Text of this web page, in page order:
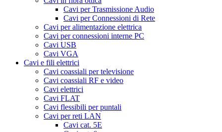
Cavi per Trasmissione Audio
Cavi per Connessioni di Rete
Cavi per alimentazione elettrica
Cavi per connessioni interne PC
Cavi USB
Cavi VGA
Cavi e fili elettrici
Cavi coassiali per televisione
Cavi coassiali RF e video
Cavi elettrici
Cavi FLAT
Cavi flessibili per puntali
Cavi per reti LAN
Cavi cat. 5E